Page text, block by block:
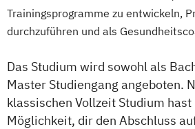
Trainingsprogramme zu entwickeln,
durchzuführen und als
Das Studium wird sowohl als
Master Studiengang angeboten.
klassischen Vollzeit Studium hast
Möglichkeit, dir den Abschluss